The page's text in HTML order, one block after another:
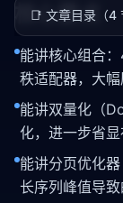
📑 文章目录（4
核心要点
能讲核心组合
秩适配器，大
能讲双量化（
化，进一步省
能讲分页优化
长序列峰值导